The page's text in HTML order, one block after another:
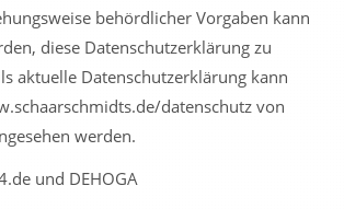
behördlicher Vorgaben kann
diese Datenschutzerklärung zu
aktuelle Datenschutzerklärung kann
datenschutz von
werden.
und DEHOGA